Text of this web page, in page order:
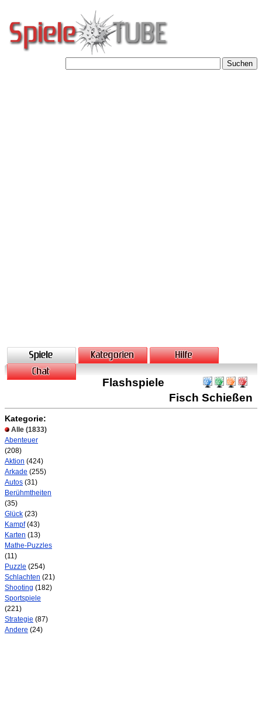
Flashspiele
Fisch Schießen
Kategorie:
Alle (1833)
Abenteuer
(208)
Aktion (424)
Arkade (255)
Autos (31)
Berühmtheiten
(35)
Glück (23)
Kampf(43)
Karten (13)
Mathe-Puzzles
(11)
Puzzle (254)
Schlachten (21)
Shooting (182)
Sportspiele
(221)
Strategie (87)
Andere (24)